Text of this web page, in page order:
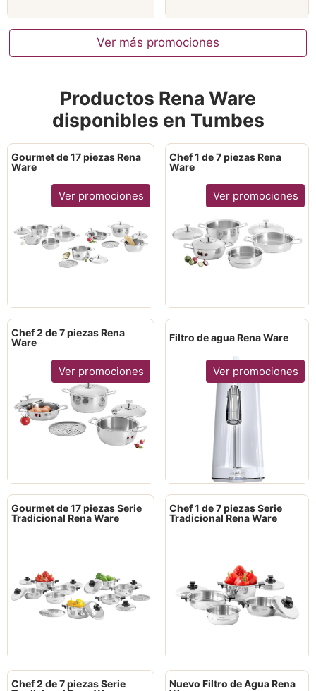
Ver más promociones
Productos Rena Ware
disponibles en Tumbes
Gourmet de 17 piezas Rena
Ware
Ver promociones
Chef 1 de 7 piezas Rena
Ware
Ver promociones
Chef 2 de 7 piezas Rena
Ware
Ver promociones
Filtro de agua Rena Ware
Ver promociones
Gourmet de 17 piezas Serie
Tradicional Rena Ware
Chef 1 de 7 piezas Serie
Tradicional Rena Ware
Chef 2 de 7 piezas Serie
Nuevo Filtro de Agua Rena